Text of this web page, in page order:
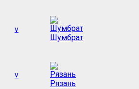
v
Шумбрат
v
Рязань